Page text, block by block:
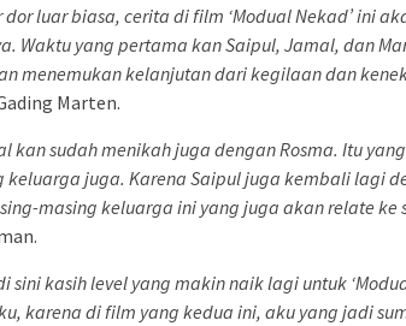
luar biasa, cerita di film ‘Modual Nekad’ ini
Waktu yang pertama kan Saipul, Jamal, dan
menemukan kelanjutan dari kegilaan dan
Marten.
kan sudah menikah juga dengan Rosma. Itu
keluarga juga. Karena Saipul juga kembali lagi
masing keluarga ini yang juga akan relate ke
sini kasih level yang makin naik lagi untuk
karena di film yang kedua ini, aku yang jadi